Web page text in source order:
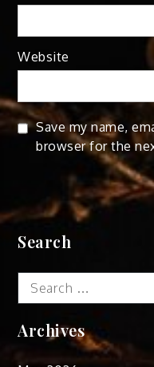
Website
Save my name,
browser for the
Search
Search
for:
Archives